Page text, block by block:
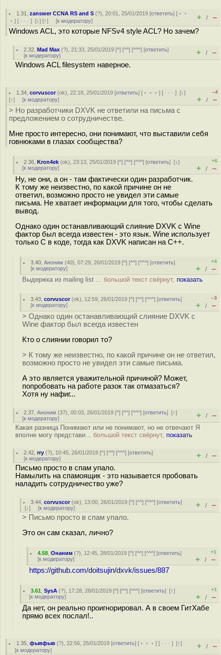
1.31 ,zanswer CCNA RS and S (?), 20:01, 25/01/2019 [ответить] [ ﹢﹢
﹢ ] [ · · · ] [↓] [↑] [к модератору] + / –
Windows ACL, это которые NFSv4 style ACL? Но зачем?
2.32 ,Mad Max (?), 21:33, 25/01/2019 [^] [^^] [^^^] [ответить]
[к модератору] + / –
Windows ACL filesystem наверное.
1.34 ,corvuscor(ok), 22:18, 25/01/2019 [ответить] [ ﹢﹢﹢] [ · · ·][↓]
[↑] [к модератору]
–4
+ / –
> Но разработчики DXVK не ответили на письма с
предложением о сотрудничестве.
Мне просто интересно, они понимают, что выставили себя
говнюками в глазах сообщества?
2.36 ,Kron4ek (ok), 23:13, 25/01/2019 [^] [^^] [^^^] [ответить][↓]
[к модератору]
+6
+ / –
Ну, не они, а он - там фактически один разработчик.
К тому же неизвестно, по какой причине он не
ответил, возможно просто не увидел эти самые
письма. Не хватает информации для того, чтобы сделать
вывод.
Однако один останавливающий слияние DXVK с Wine
фактор был всегда известен - это язык. Wine использует
только C в коде, тогда как DXVK написан на C++.
3.40 ,Аноним (40), 07:29, 26/01/2019 [^] [^^] [^^^] [ответить]
[к модератору]
+4
+ / –
Выдержка из mailing list ... большой текст свёрнут, показать
3.43 ,corvuscor(ok), 12:59, 26/01/2019 [^] [^^] [^^^] [ответить]
[к модератору]
–3
+ / –
> Однако один останавливающий слияние DXVK с
Wine фактор был всегда известен
Кто о слиянии говорил то?
> К тому же неизвестно, по какой причине он не ответил,
возможно просто не увидел эти самые письма.
А это является уважительной причиной? Может,
попробовать на работе разок так отмазаться?
Хотя ну нафиг...
2.37 ,Аноним (37), 00:03, 26/01/2019 [^] [^^] [^^^] [ответить][↑]
[к модератору] + / –
Какая разница Понимают или не понимают, но не отвечают Я
вполне могу представи... большой текст свёрнут, показать
2.42 ,rry (?), 10:45, 26/01/2019 [^] [^^] [^^^] [ответить]
[к модератору] + / –
Письмо просто в спам упало.
Намылить на спамоящик - это называется пробовать
наладить сотрудничество уже?
3.44 ,corvuscor(ok), 13:00, 26/01/2019 [^] [^^] [^^^] [ответить]
[↓] [к модератору] + / –
> Письмо просто в спам упало.
Это он сам сказал, лично?
4.58 ,Онаним (?), 12:45, 28/01/2019 [^] [^^] [^^^] [ответить]
[к модератору]
+1
+ / –
https://github.com/doitsujin/dxvk/issues/887
3.61 ,SysA (?), 17:28, 28/01/2019 [^] [^^] [^^^] [ответить][↑]
[к модератору]
+1
+ / –
Да нет, он реально проигнорировал. А в своем ГитХабе
прямо всех послал!..
1.35 ,фывфыв (?), 22:56, 25/01/2019 [ответить] [ ﹢﹢﹢] [ · · ·][↑]
[к модератору] + / –